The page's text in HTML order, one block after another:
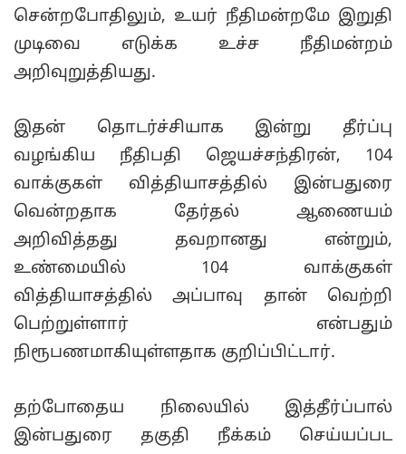
சென்றபோதிலும், உயர் நீதிமன்றமே இறுதி
முடிவை எடுக்க உச்ச நீதிமன்றம்
அறிவுறுத்தியது.
இதன் தொடர்ச்சியாக இன்று தீர்ப்பு
வழங்கிய நீதிபதி ஜெயச்சந்திரன், 104
வாக்குகள் வித்தியாசத்தில் இன்பதுரை
வென்றதாக தேர்தல் ஆணையம்
அறிவித்தது தவறானது என்றும்,
உண்மையில் 104 வாக்குகள்
வித்தியாசத்தில் அப்பாவு தான் வெற்றி
பெற்றுள்ளார் என்பதும்
நிரூபணமாகியுள்ளதாக குறிப்பிட்டார்.
தற்போதைய நிலையில் இத்தீர்ப்பால்
இன்பதுரை தகுதி நீக்கம் செய்யப்பட